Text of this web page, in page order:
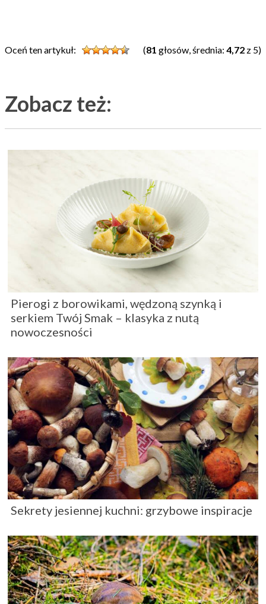
Oceń ten artykuł: (81 głosów, średnia: 4,72 z 5)
Zobacz też:
Pierogi z borowikami, wędzoną szynką i
serkiem Twój Smak – klasyka z nutą
nowoczesności
Sekrety jesiennej kuchni: grzybowe inspiracje